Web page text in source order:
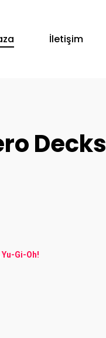
İletişim
Decks
Yu-Gi-Oh!